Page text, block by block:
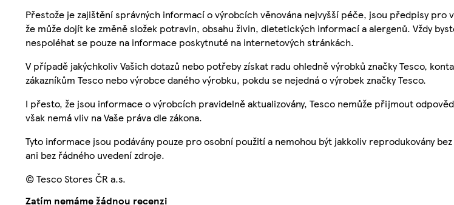
Přestože je zajištění správných informací o výrobcích věnována nejvyšší péče, jsou předpisy pro
že může dojít ke změně složek potravin, obsahu živin, dietetických informací a alergenů. Vždy
nespoléhat se pouze na informace poskytnuté na internetových stránkách.
V případě jakýchkoliv Vašich dotazů nebo potřeby získat radu ohledně výrobků značky Tesco,
zákazníkům Tesco nebo výrobce daného výrobku, pokdu se nejedná o výrobek značky Tesco.
I přesto, že jsou informace o výrobcích pravidelně aktualizovány, Tesco nemůže přijmout
však nemá vliv na Vaše práva dle zákona.
Tyto informace jsou podávány pouze pro osobní použití a nemohou být jakkoliv reprodukovány
ani bez řádného uvedení zdroje.
© Tesco Stores ČR a.s.
Zatím nemáme žádnou recenzi